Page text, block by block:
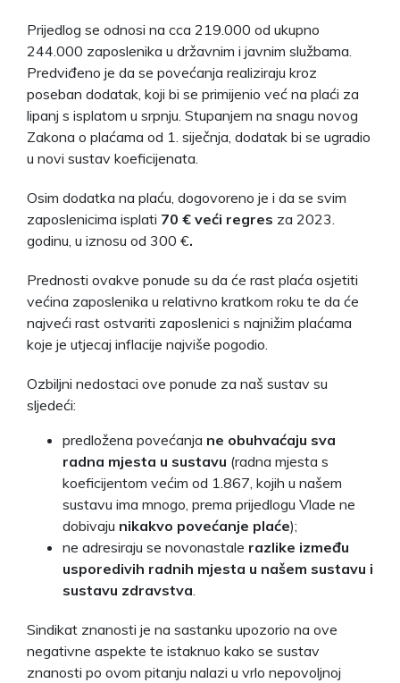
Prijedlog se odnosi na cca 219.000 od ukupno
244.000 zaposlenika u državnim i javnim službama.
Predviđeno je da se povećanja realiziraju kroz
poseban dodatak, koji bi se primijenio već na plaći za
lipanj s isplatom u srpnju. Stupanjem na snagu novog
Zakona o plaćama od 1. siječnja, dodatak bi se ugradio
u novi sustav koeficijenata.
Osim dodatka na plaću, dogovoreno je i da se svim
zaposlenicima isplati 70 € veći regres za 2023.
godinu, u iznosu od 300 €.
Prednosti ovakve ponude su da će rast plaća osjetiti
većina zaposlenika u relativno kratkom roku te da će
najveći rast ostvariti zaposlenici s najnižim plaćama
koje je utjecaj inflacije najviše pogodio.
Ozbiljni nedostaci ove ponude za naš sustav su
sljedeći:
predložena povećanja ne obuhvaćaju sva
radna mjesta u sustavu (radna mjesta s
koeficijentom većim od 1.867, kojih u našem
sustavu ima mnogo, prema prijedlogu Vlade ne
dobivaju nikakvo povećanje plaće);
ne adresiraju se novonastale razlike između
usporedivih radnih mjesta u našem sustavu i
sustavu zdravstva
Sindikat znanosti je na sastanku upozorio na ove
negativne aspekte te istaknuo kako se sustav
znanosti po ovom pitanju nalazi u vrlo nepovoljnoj